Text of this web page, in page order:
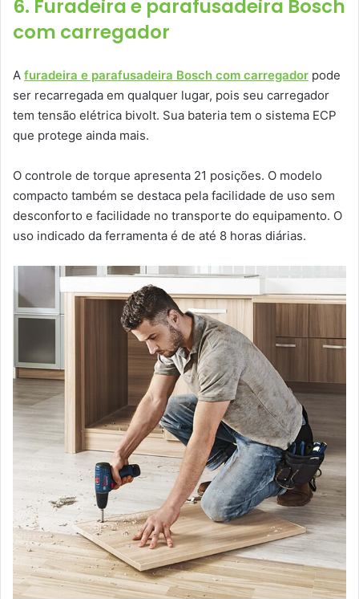
6. Furadeira e parafusadeira Bosch
com carregador
A furadeira e parafusadeira Bosch com carregador pode
ser recarregada em qualquer lugar, pois seu carregador
tem tensão elétrica bivolt. Sua bateria tem o sistema ECP
que protege ainda mais.
O controle de torque apresenta 21 posições. O modelo
compacto também se destaca pela facilidade de uso sem
desconforto e facilidade no transporte do equipamento. O
uso indicado da ferramenta é de até 8 horas diárias.